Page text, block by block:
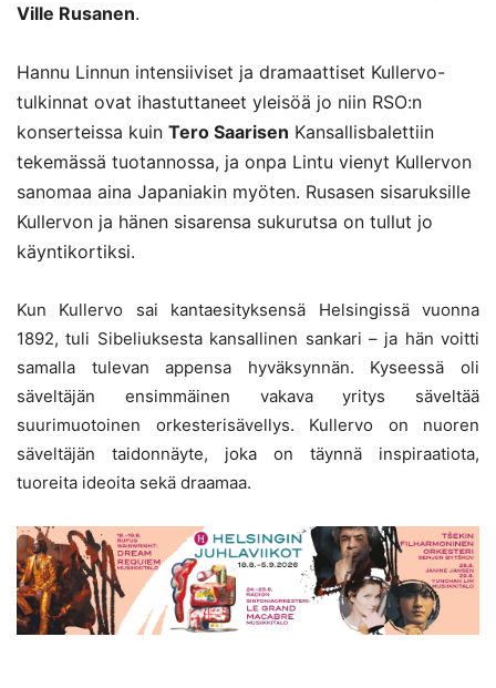
Ville Rusanen.
Hannu Linnun intensiiviset ja dramaattiset Kullervo-
tulkinnat ovat ihastuttaneet yleisöä jo niin RSO:n
konserteissa kuin Tero Saarisen Kansallisbalettiin
tekemässä tuotannossa, ja onpa Lintu vienyt Kullervon
sanomaa aina Japaniakin myöten. Rusasen sisaruksille
Kullervon ja hänen sisarensa sukurutsa on tullut jo
käyntikortiksi.
Kun Kullervo sai kantaesityksensä Helsingissä vuonna
1892, tuli Sibeliuksesta kansallinen sankari – ja hän voitti
samalla tulevan appensa hyväksynnän. Kyseessä oli
säveltäjän ensimmäinen vakava yritys säveltää
suurimuotoinen orkesterisävellys. Kullervo on nuoren
säveltäjän taidonnäyte, joka on täynnä inspiraatiota,
tuoreita ideoita sekä draamaa.